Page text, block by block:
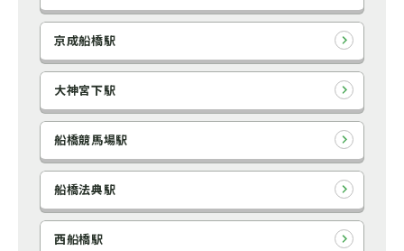
京成船橋駅
大神宮下駅
船橋競馬場駅
船橋法典駅
西船橋駅